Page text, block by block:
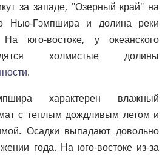
за западе, "Озерный край" на
Нью-Гэмпшира и долина реки
юго-востоке, у океанского
холмистые долины
.
характерен влажный
с теплым дождливым летом и
Осадки выпадают довольно
года. На юго-востоке из-за